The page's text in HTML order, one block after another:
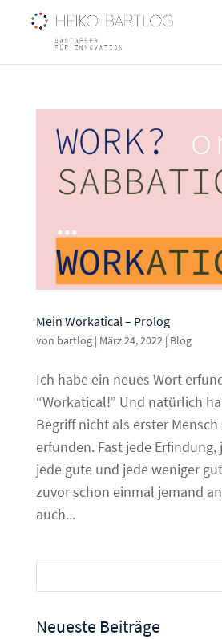
Mein Workatical – Prolog
von bartlog| März 24, 2022| Blog
Ich habe ein neues Wort
“Workatical!” Und natürlich
Begriff nicht als erster
erfunden. Fast jede
jede gute und jede weniger
zuvor schon einmal jemand
auch...
Neueste Beiträge